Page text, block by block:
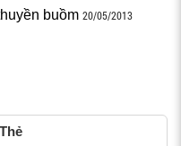
buồm 20/05/2013